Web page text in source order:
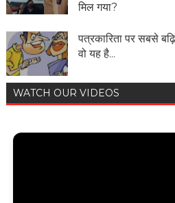
मिल गया?
पत्रकारिता पर सबसे
वो यह है...
WATCH OUR VIDEOS